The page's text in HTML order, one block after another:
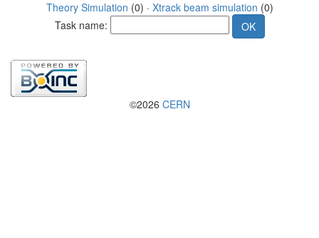
Theory Simulation (0) · Xtrack beam simulation (0)
Task name:
©2026 CERN